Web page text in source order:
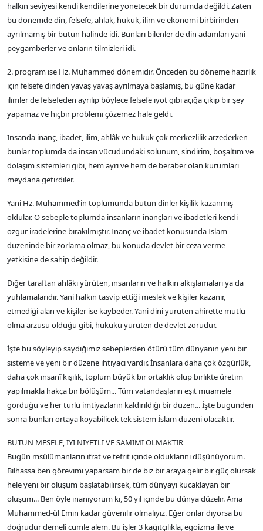
halkın seviyesi kendi kendilerine yönetecek bir durumda değildi. Zaten
bu dönemde din, felsefe, ahlak, hukuk, ilim ve ekonomi birbirinden
ayrılmamış bir bütün halinde idi. Bunları bilenler de din adamları yani
peygamberler ve onların tilmizleri idi.
2. program ise Hz. Muhammed dönemidir. Önceden bu döneme hazırlık
için felsefe dinden yavaş yavaş ayrılmaya başlamış, bu güne kadar
ilimler de felsefeden ayrılıp böylece felsefe iyot gibi açığa çıkıp bir şey
yapamaz ve hiçbir problemi çözemez hale geldi.
İnsanda inanç, ibadet, ilim, ahlâk ve hukuk çok merkezlilik arzederken
bunlar toplumda da insan vücudundaki solunum, sindirim, boşaltım ve
dolaşım sistemleri gibi, hem ayrı ve hem de beraber olan kurumları
meydana getirdiler.
Yani Hz. Muhammed’in toplumunda bütün dinler kişilik kazanmış
oldular. O sebeple toplumda insanların inançları ve ibadetleri kendi
özgür iradelerine bırakılmıştır. İnanç ve ibadet konusunda İslam
düzeninde bir zorlama olmaz, bu konuda devlet bir ceza verme
yetkisine de sahip değildir.
Diğer taraftan ahlâkı yürüten, insanların ve halkın alkışlamaları ya da
yuhlamalarıdır. Yani halkın tasvip ettiği meslek ve kişiler kazanır,
etmediği alan ve kişiler ise kaybeder. Yani dini yürüten ahirette mutlu
olma arzusu olduğu gibi, hukuku yürüten de devlet zorudur.
İşte bu söyleyip saydığımız sebeplerden ötürü tüm dünyanın yeni bir
sisteme ve yeni bir düzene ihtiyacı vardır. İnsanlara daha çok özgürlük,
daha çok insanî kişilik, toplum büyük bir ortaklık olup birlikte üretim
yapılmakla hakça bir bölüşüm... Tüm vatandaşların eşit muamele
gördüğü ve her türlü imtiyazların kaldırıldığı bir düzen... İşte bugünden
sonra bunları ortaya koyabilicek tek sistem İslam düzeni olacaktır.
BÜTÜN MESELE, İYİ NİYETLİ VE SAMİMİ OLMAKTIR
Bugün msülümanların ifrat ve tefrit içinde olduklarını düşünüyorum.
Bilhassa ben görevimi yaparsam bir de biz bir araya gelir bir güç olursak
hele yeni bir oluşum başlatabilirsek, tüm dünyayı kucaklayan bir
oluşum... Ben öyle inanıyorum ki, 50 yıl içinde bu dünya düzelir. Ama
Muhammed-ül Emin kadar güvenilir olmalıyız. Eğer onlar diyorsa bu
doğrudur demeli cümle alem. Bu işler 3 kağıtçılıkla, egoizma ile ve